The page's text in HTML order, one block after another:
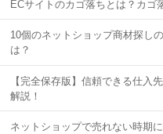
ECサイトのカゴ落ちとは？カゴ
10個のネットショップ商材探し
は？
【完全保存版】信頼できる仕入
解説！
ネットショップで売れない時期